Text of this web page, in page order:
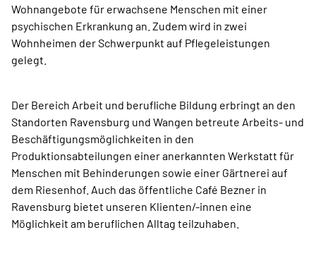
Wohnangebote für erwachsene Menschen mit einer
psychischen Erkrankung an. Zudem wird in zwei
Wohnheimen der Schwerpunkt auf Pflegeleistungen
gelegt.
Der Bereich Arbeit und berufliche Bildung erbringt an den
Standorten Ravensburg und Wangen betreute Arbeits- und
Beschäftigungsmöglichkeiten in den
Produktionsabteilungen einer anerkannten Werkstatt für
Menschen mit Behinderungen sowie einer Gärtnerei auf
dem Riesenhof. Auch das öffentliche Café Bezner in
Ravensburg bietet unseren Klienten/-innen eine
Möglichkeit am beruflichen Alltag teilzuhaben.